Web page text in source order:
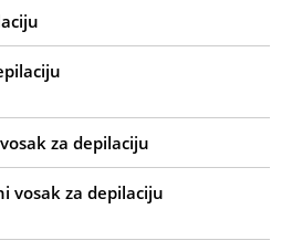
za depilaciju
vosak za depilaciju